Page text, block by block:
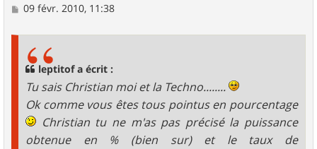
M
09 févr. 2010, 11:38
leptitof a écrit :
Tu sais Christian moi et la Techno........
Ok comme vous êtes tous pointus en pourcentage
Christian tu ne m'as pas précisé la puissance
obtenue en % (bien sur) et le taux de